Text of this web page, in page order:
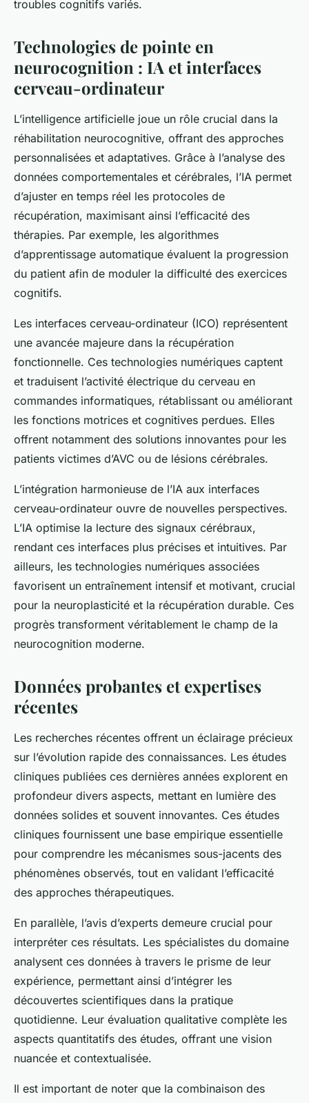
troubles cognitifs variés.
Technologies de pointe en
neurocognition : IA et interfaces
cerveau-ordinateur
L’intelligence artificielle joue un rôle crucial dans la
réhabilitation neurocognitive, offrant des approches
personnalisées et adaptatives. Grâce à l’analyse des
données comportementales et cérébrales, l’IA permet
d’ajuster en temps réel les protocoles de
récupération, maximisant ainsi l’efficacité des
thérapies. Par exemple, les algorithmes
d’apprentissage automatique évaluent la progression
du patient afin de moduler la difficulté des exercices
cognitifs.
Les interfaces cerveau-ordinateur (ICO) représentent
une avancée majeure dans la récupération
fonctionnelle. Ces technologies numériques captent
et traduisent l’activité électrique du cerveau en
commandes informatiques, rétablissant ou améliorant
les fonctions motrices et cognitives perdues. Elles
offrent notamment des solutions innovantes pour les
patients victimes d’AVC ou de lésions cérébrales.
L’intégration harmonieuse de l’IA aux interfaces
cerveau-ordinateur ouvre de nouvelles perspectives.
L’IA optimise la lecture des signaux cérébraux,
rendant ces interfaces plus précises et intuitives. Par
ailleurs, les technologies numériques associées
favorisent un entraînement intensif et motivant, crucial
pour la neuroplasticité et la récupération durable. Ces
progrès transforment véritablement le champ de la
neurocognition moderne.
Données probantes et expertises
récentes
Les recherches récentes offrent un éclairage précieux
sur l’évolution rapide des connaissances. Les études
cliniques publiées ces dernières années explorent en
profondeur divers aspects, mettant en lumière des
données solides et souvent innovantes. Ces études
cliniques fournissent une base empirique essentielle
pour comprendre les mécanismes sous-jacents des
phénomènes observés, tout en validant l’efficacité
des approches thérapeutiques.
En parallèle, l’avis d’experts demeure crucial pour
interpréter ces résultats. Les spécialistes du domaine
analysent ces données à travers le prisme de leur
expérience, permettant ainsi d’intégrer les
découvertes scientifiques dans la pratique
quotidienne. Leur évaluation qualitative complète les
aspects quantitatifs des études, offrant une vision
nuancée et contextualisée.
Il est important de noter que la combinaison des